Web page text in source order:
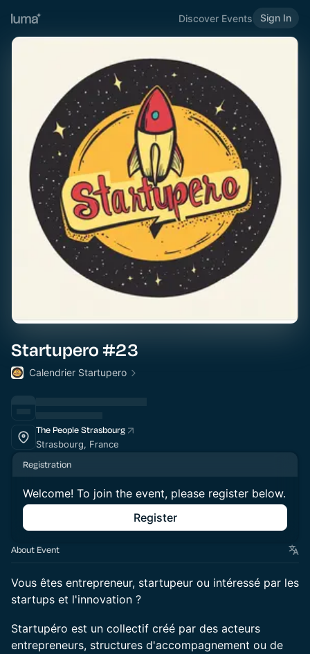
Discover Events Sign In
Startupero #23
Calendrier Startupero
The People Strasbourg
Strasbourg, France
Registration
Welcome! To join the event, please register below.
Register
About Event
Vous êtes entrepreneur, startupeur ou intéressé par les
startups et l'innovation ?
Startupéro est un collectif créé par des acteurs
entrepreneurs, structures d'accompagnement ou de